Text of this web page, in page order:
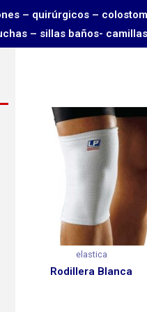
– quirúrgicos –
– sillas baños-
elastica
Rodillera Blanca